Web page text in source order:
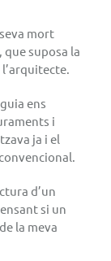
mort
suposa la
ens
i
ja i el
d’un
si un
la meva